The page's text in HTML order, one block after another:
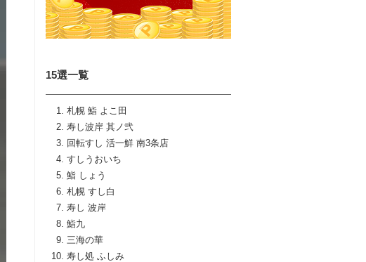
15選一覧
札幌 鮨 よこ田
寿し波岸 其ノ弐
回転すし 活一鮮 南3条店
すしうおいち
鮨 しょう
札幌 すし白
寿し 波岸
鮨九
三海の華
寿し処 ふしみ